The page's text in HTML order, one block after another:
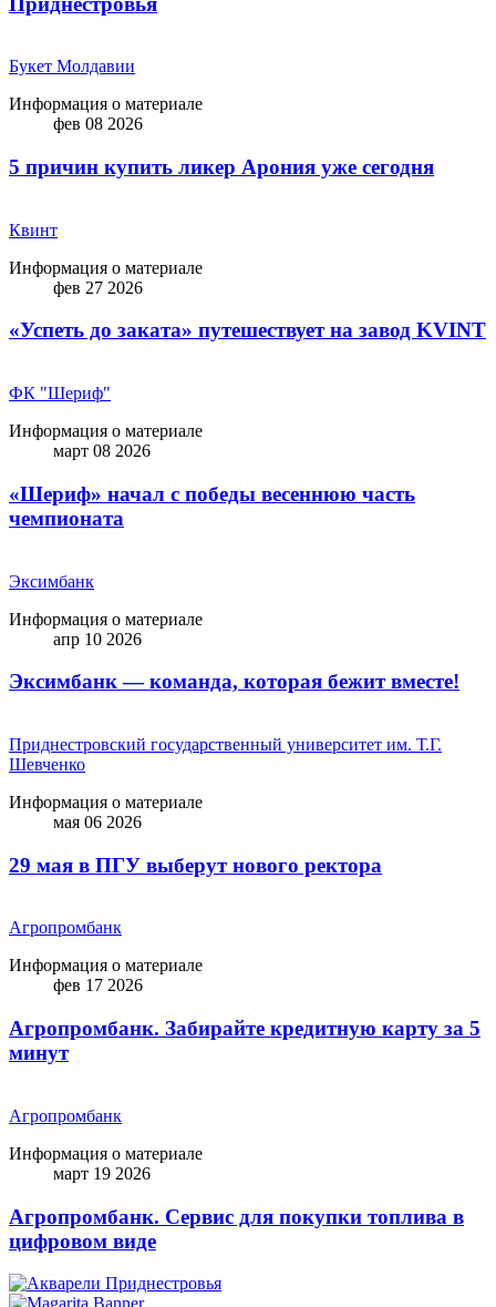
Букет Молдавии
Информация о материале
фев 08 2026
5 причин купить ликep Арония уже сегодня
Квинт
Информация о материале
фев 27 2026
«Успеть до заката» путешествует на завод KVINT
ФК "Шериф"
Информация о материале
март 08 2026
«Шериф» начал с победы весеннюю часть
чемпионата
Эксимбанк
Информация о материале
апр 10 2026
Эксимбанк — команда, которая бежит вместе!
Приднестровский государственный университет им. Т.Г.
Шевченко
Информация о материале
мая 06 2026
29 мая в ПГУ выберут нового ректора
Агропромбанк
Информация о материале
фев 17 2026
Агропромбанк. Забирайте кредитную карту за 5
минут
Агропромбанк
Информация о материале
март 19 2026
Агропромбанк. Сервис для покупки топлива в
цифровом виде